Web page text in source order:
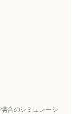
合のシミュレーシ